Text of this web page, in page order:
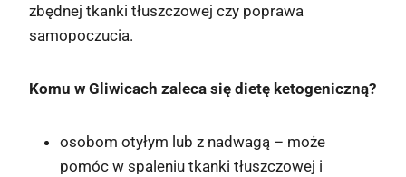
zbędnej tkanki tłuszczowej czy poprawa
samopoczucia.
Komu w Gliwicach zaleca się dietę ketogeniczną?
osobom otyłym lub z nadwagą – może
pomóc w spaleniu tkanki tłuszczowej i